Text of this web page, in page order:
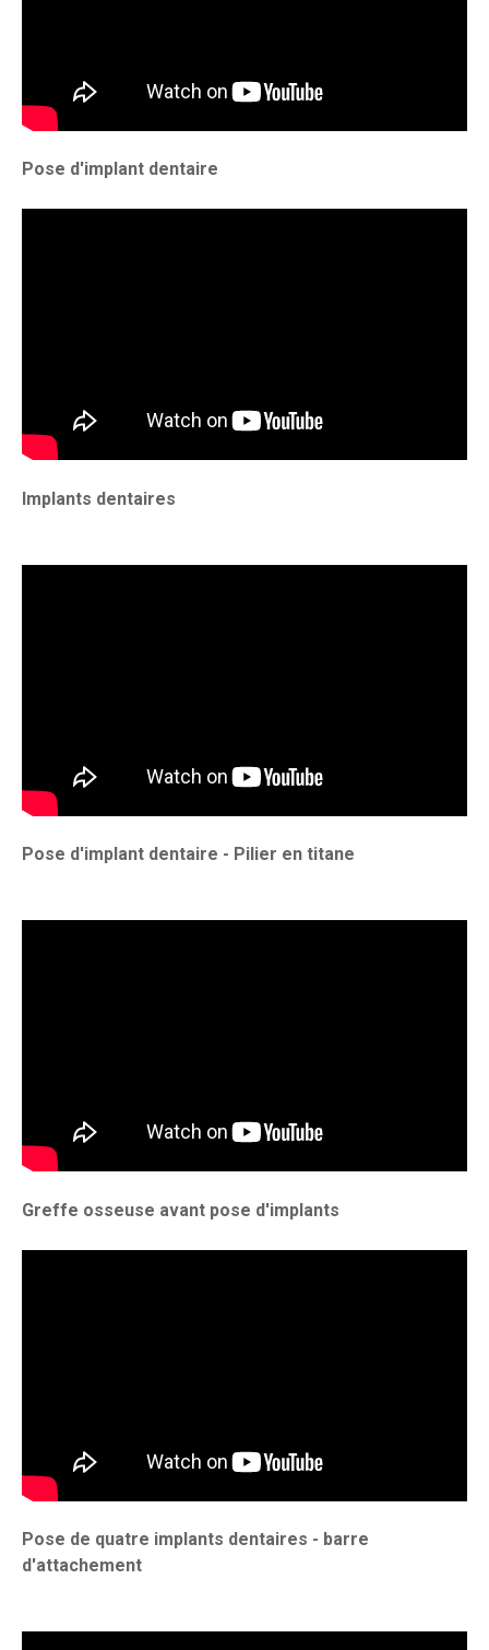
Pose d'implant dentaire
Implants dentaires
Pose d'implant dentaire - Pilier en titane
Greffe osseuse avant pose d'implants
Pose de quatre implants dentaires - barre
d'attachement